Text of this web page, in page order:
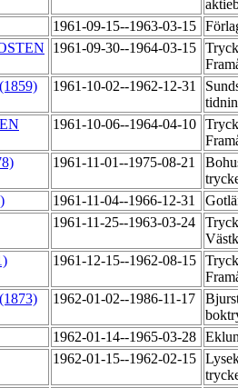
1961-09-15--1963-03-15
1961-09-30--1964-03-15
1961-10-02--1962-12-31
1961-10-06--1964-04-10
1961-11-01--1975-08-21
1961-11-04--1966-12-31
1961-11-25--1963-03-24
1961-12-15--1962-08-15
1962-01-02--1986-11-17
1962-01-14--1965-03-28
1962-01-15--1962-02-15